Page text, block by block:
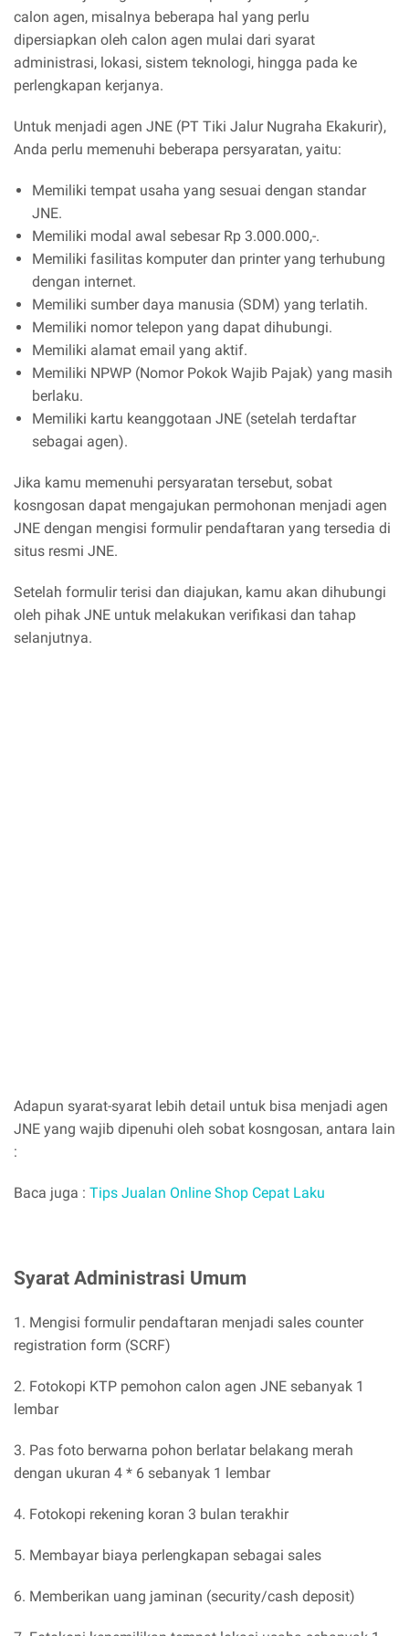
calon agen, misalnya beberapa hal yang perlu
dipersiapkan oleh calon agen mulai dari syarat
administrasi, lokasi, sistem teknologi, hingga pada ke
perlengkapan kerjanya.
Untuk menjadi agen JNE (PT Tiki Jalur Nugraha Ekakurir),
Anda perlu memenuhi beberapa persyaratan, yaitu:
Memiliki tempat usaha yang sesuai dengan standar
JNE.
Memiliki modal awal sebesar Rp 3.000.000,-.
Memiliki fasilitas komputer dan printer yang terhubung
dengan internet.
Memiliki sumber daya manusia (SDM) yang terlatih.
Memiliki nomor telepon yang dapat dihubungi.
Memiliki alamat email yang aktif.
Memiliki NPWP (Nomor Pokok Wajib Pajak) yang masih
berlaku.
Memiliki kartu keanggotaan JNE (setelah terdaftar
sebagai agen).
Jika kamu memenuhi persyaratan tersebut, sobat
kosngosan dapat mengajukan permohonan menjadi agen
JNE dengan mengisi formulir pendaftaran yang tersedia di
situs resmi JNE.
Setelah formulir terisi dan diajukan, kamu akan dihubungi
oleh pihak JNE untuk melakukan verifikasi dan tahap
selanjutnya.
Adapun syarat-syarat lebih detail untuk bisa menjadi agen
JNE yang wajib dipenuhi oleh sobat kosngosan, antara lain
:
Baca juga : Tips Jualan Online Shop Cepat Laku
Syarat Administrasi Umum
1. Mengisi formulir pendaftaran menjadi sales counter
registration form (SCRF)
2. Fotokopi KTP pemohon calon agen JNE sebanyak 1
lembar
3. Pas foto berwarna pohon berlatar belakang merah
dengan ukuran 4 * 6 sebanyak 1 lembar
4. Fotokopi rekening koran 3 bulan terakhir
5. Membayar biaya perlengkapan sebagai sales
6. Memberikan uang jaminan (security/cash deposit)